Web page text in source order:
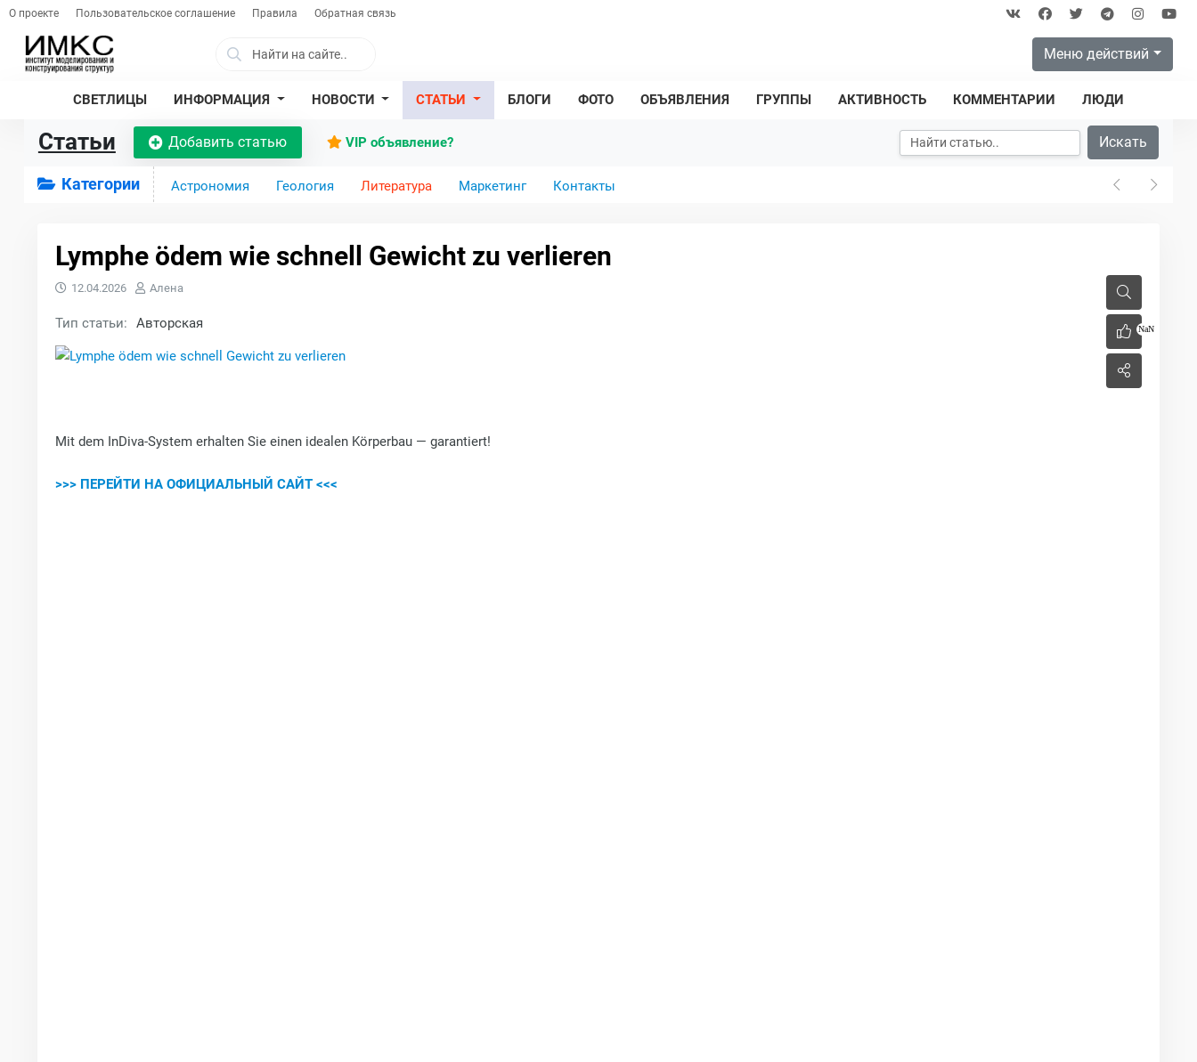
О проекте Пользовательское соглашение Правила Обратная связь
Меню действий
СВЕТЛИЦЫ ИНФОРМАЦИЯ НОВОСТИ СТАТЬИ БЛОГИ ФОТО ОБЪЯВЛЕНИЯ ГРУППЫ АКТИВНОСТЬ КОММЕНТАРИИ ЛЮДИ
Статьи Добавить статью VIP объявление? Искать
Категории Астрономия Геология Литература Маркетинг Контакты
Lymphe ödem wie schnell Gewicht zu verlieren
NaN
12.04.2026 Алена
Тип статьи: Авторская
Mit dem InDiva‑System erhalten Sie einen idealen Körperbau — garantiert!
>>> ПЕРЕЙТИ НА ОФИЦИАЛЬНЫЙ САЙТ <<<